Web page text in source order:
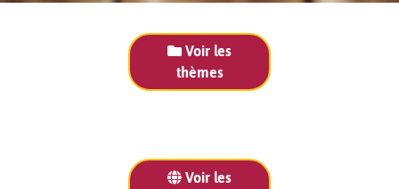
Voir les
thèmes
Voir les